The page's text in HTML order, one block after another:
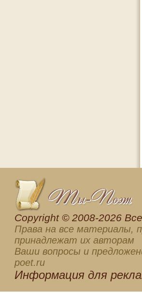
Сopyright © 2008-2026
Права на все материалы,
принадлежат их авторам
Ваши вопросы и
poet.ru
Информация для